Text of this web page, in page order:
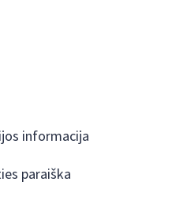
informacija
paraiška